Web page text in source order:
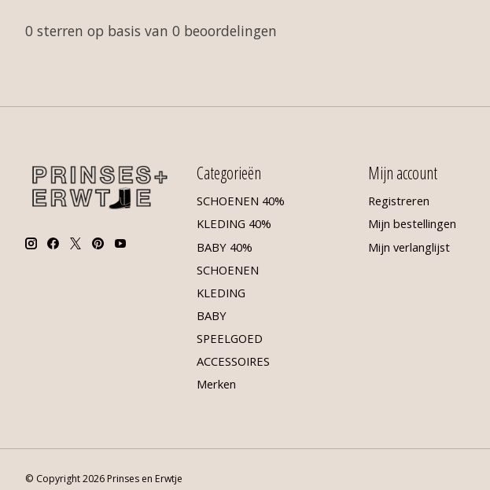
0 sterren op basis van 0 beoordelingen
Categorieën
SCHOENEN 40%
KLEDING 40%
BABY 40%
SCHOENEN
KLEDING
BABY
SPEELGOED
ACCESSOIRES
Merken
Mijn account
Registreren
Mijn bestellingen
Mijn verlanglijst
© Copyright 2026 Prinses en Erwtje